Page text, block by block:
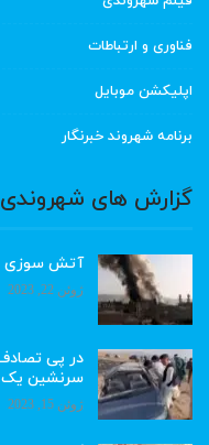
فناوری و ارتباطات
اپلیکشن موبایل
برنامه شهروند خبرنگار
گزارش های شهروندی
آتش سوزی
ژوئن 22, 2023
در پی
سرنشین
ژوئن 15, 2023